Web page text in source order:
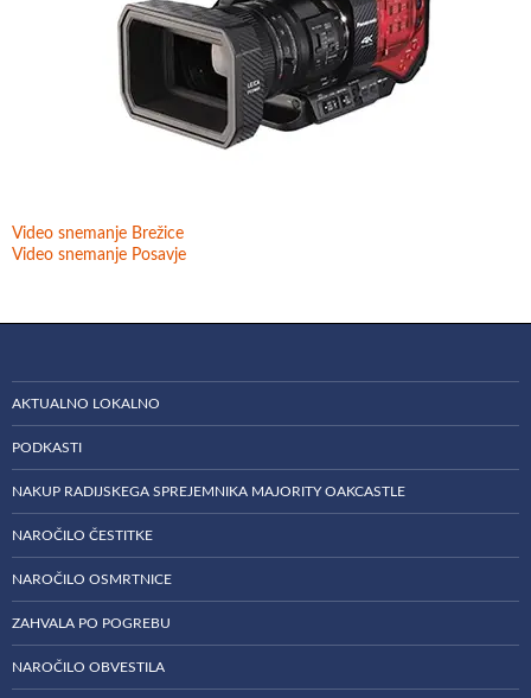
Video snemanje Brežice
Video snemanje Posavje
AKTUALNO LOKALNO
PODKASTI
NAKUP RADIJSKEGA SPREJEMNIKA MAJORITY OAKCASTLE
NAROČILO ČESTITKE
NAROČILO OSMRTNICE
ZAHVALA PO POGREBU
NAROČILO OBVESTILA